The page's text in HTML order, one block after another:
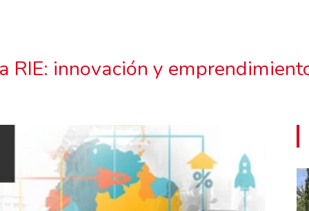
RIE: innovación y